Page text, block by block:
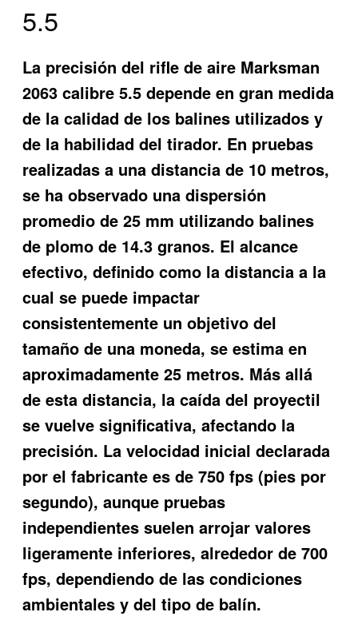
5.5
La precisión del rifle de aire Marksman
2063 calibre 5.5 depende en gran medida
de la calidad de los balines utilizados y
de la habilidad del tirador. En pruebas
realizadas a una distancia de 10 metros,
se ha observado una dispersión
promedio de 25 mm utilizando balines
de plomo de 14.3 granos. El alcance
efectivo, definido como la distancia a la
cual se puede impactar
consistentemente un objetivo del
tamaño de una moneda, se estima en
aproximadamente 25 metros. Más allá
de esta distancia, la caída del proyectil
se vuelve significativa, afectando la
precisión. La velocidad inicial declarada
por el fabricante es de 750 fps (pies por
segundo), aunque pruebas
independientes suelen arrojar valores
ligeramente inferiores, alrededor de 700
fps, dependiendo de las condiciones
ambientales y del tipo de balín.